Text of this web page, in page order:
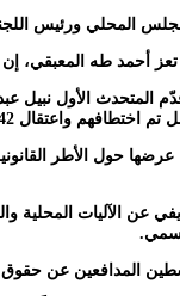
المحلي ورئيس
مادة تختص بحماية حقوق الأطفال في ظل
حول الأطر
عن الآليات المحلية
المدافعين عن حقوق